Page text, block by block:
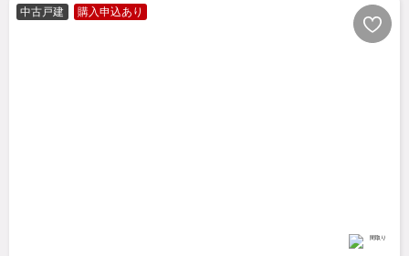
中古戸建 購入申込あり